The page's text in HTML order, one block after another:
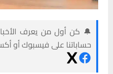
🔔 كن أول من يعرف
حساباتنا على فيسبوك أو